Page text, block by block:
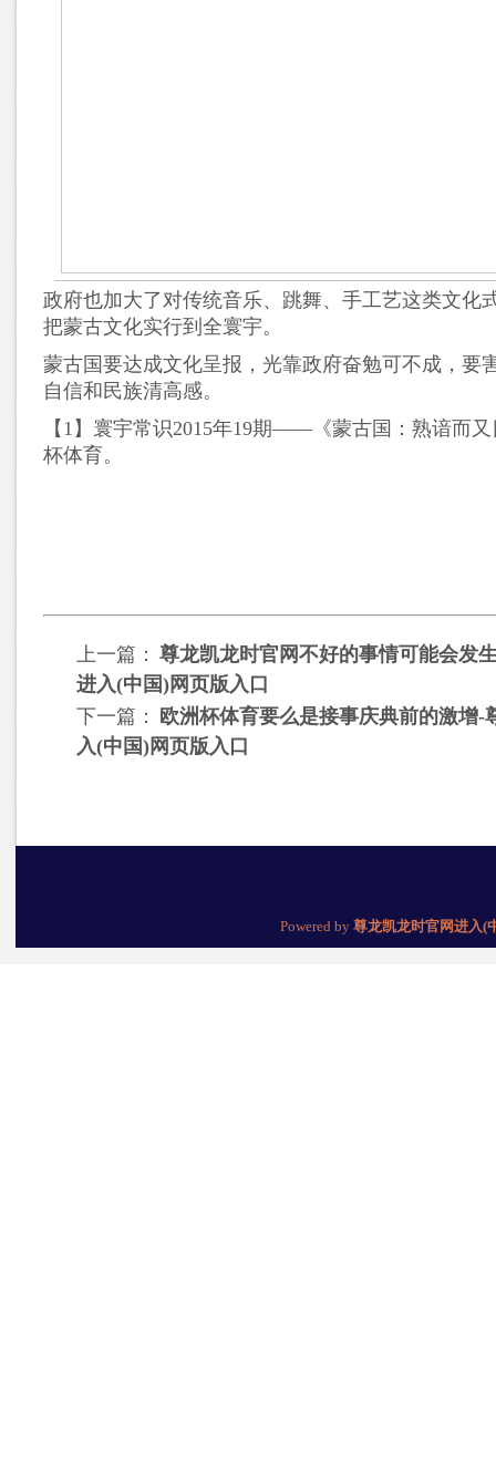
政府也加大了对传统音乐、跳舞、手工艺这类文化
把蒙古文化实行到全寰宇。
蒙古国要达成文化呈报，光靠政府奋勉可不成，要
自信和民族清高感。
【1】寰宇常识2015年19期——《蒙古国：熟谙而
杯体育。
上一篇： 尊龙凯龙时官网不好的事情可能会发
进入(中国)网页版入口
下一篇：
欧洲杯体育要么是接事庆典前的激增-
入(中国)网页版入口
Powered by 尊龙凯龙时官网进入(